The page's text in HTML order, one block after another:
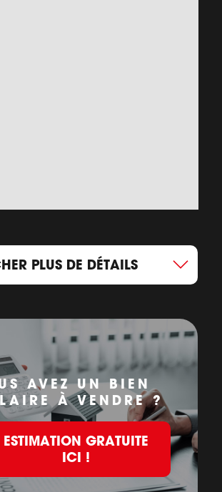
PLUS DE DÉTAILS
AVEZ UN BIEN
À VENDRE ?
ESTIMATION GRATUITE
ICI !